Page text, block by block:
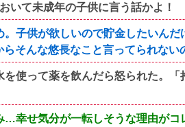
いて未成年の子供に言う話かよ！
子供が欲しいので貯金したいん
そんな悠長なこと言ってられない
使って薬を飲んだら怒られた。
…幸せ気分が一転しそうな理由がコ